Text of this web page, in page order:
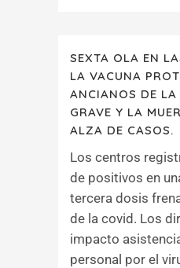
SEXTA OLA EN
LA VACUNA
ANCIANOS DE LA
GRAVE Y LA
ALZA DE CASOS.
Los centros
de positivos en
tercera dosis
de la covid. Los
impacto
personal por el